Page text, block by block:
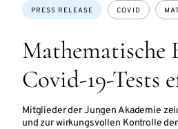
Mathematische
Covid-19-Tests
Mitglieder der Jungen Akademie
und zur wirkungsvollen Kontrolle
Topics:
PRESS RELEASE COVID